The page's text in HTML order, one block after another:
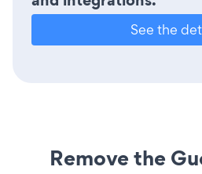
See the
Remove the